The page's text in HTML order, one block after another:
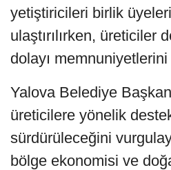
yetiştiricileri birlik
ulaştırılırken, üreticiler
dolayı
Yalova Belediye
üreticilere yönelik
sürdürüleceğini
bölge ekonomisi ve